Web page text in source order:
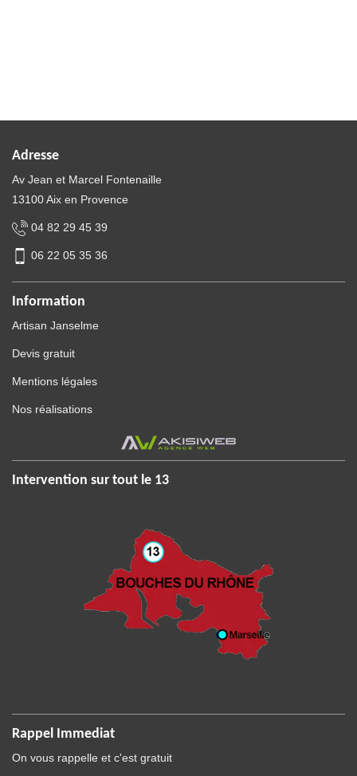
Adresse
Av Jean et Marcel Fontenaille
13100 Aix en Provence
04 82 29 45 39
06 22 05 35 36
Information
Artisan Janselme
Devis gratuit
Mentions légales
Nos réalisations
Intervention sur tout le 13
Rappel Immediat
On vous rappelle et c'est gratuit